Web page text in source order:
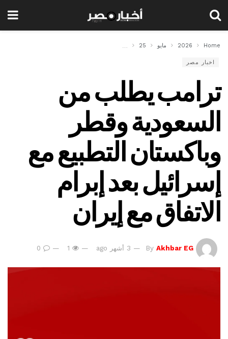
Home
2026 مايو 25
اخبار مصر
ترامب يطلب من
السعودية وقطر
وباكستان التطبيع مع
إسرائيل بعد إبرام
الاتفاق مع إيران
By Akhbar EG 3 أشهر ago